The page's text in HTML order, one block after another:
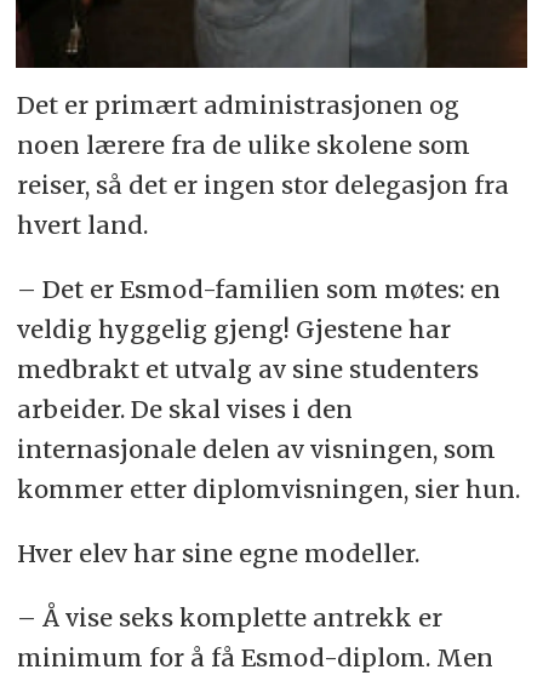
Det er primært administrasjonen og
noen lærere fra de ulike skolene som
reiser, så det er ingen stor delegasjon fra
hvert land.
– Det er Esmod-familien som møtes: en
veldig hyggelig gjeng! Gjestene har
medbrakt et utvalg av sine studenters
arbeider. De skal vises i den
internasjonale delen av visningen, som
kommer etter diplomvisningen, sier hun.
Hver elev har sine egne modeller.
– Å vise seks komplette antrekk er
minimum for å få Esmod-diplom. Men